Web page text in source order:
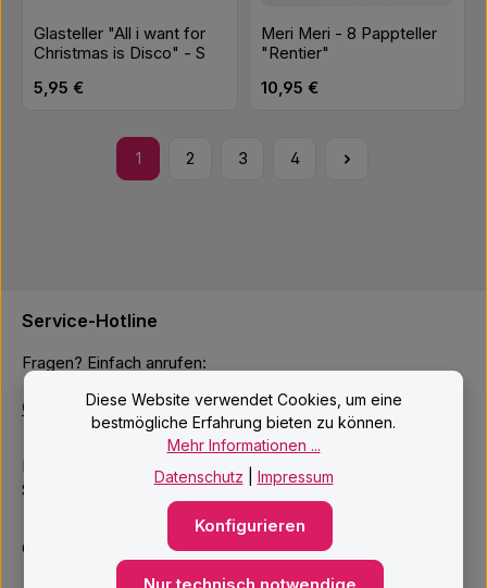
Glasteller "All i want for
Christmas is Disco" - S
Regulärer Preis:
5,95 €
Meri Meri - 8 Pappteller
"Rentier"
Regulärer Preis:
10,95 €
Seite
1
Seite
2
Seite
3
Seite
4
Service-Hotline
Fragen? Einfach anrufen:
040 – 4222200
Mo–Fr: 10:00 – 18:00 Uhr
Sa: 09:00 – 14:00 Uhr
Oder über unser Kontaktformular.
Diese Website verwendet Cookies, um eine
bestmögliche Erfahrung bieten zu können.
Mehr Informationen ...
Datenschutz
Impressum
Konfigurieren